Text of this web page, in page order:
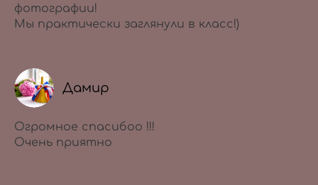
фотографии!
Мы практически заглянули в класс!)
Дамир
Огромное спасибоо !!!
Очень приятно